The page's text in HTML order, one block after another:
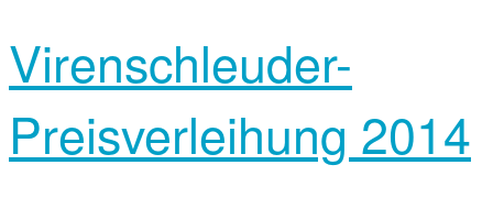
Virenschleuder-
Preisverleihung 2014